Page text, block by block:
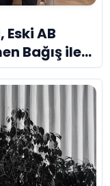
AB
Bağış ile